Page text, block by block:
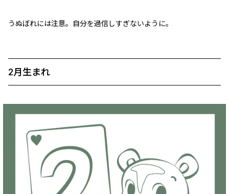
うぬぼれには注意。自分を過信しすぎないように。
2月生まれ